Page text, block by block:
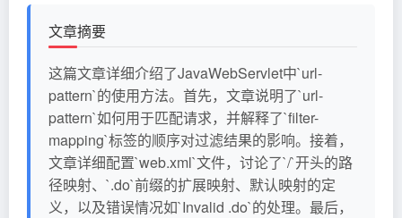
文章摘要
这篇文章详细介绍了JavaWebServlet中`url-
pattern`的使用方法。首先，文章说明了`url-
pattern`如何用于匹配请求，并解释了`filter-
mapping`标签的顺序对过滤结果的影响。接着，
文章详细配置`web.xml`文件，讨论了`/`开头的路
径映射、`.do`前缀的扩展映射、默认映射的定
义，以及错误情况如`Invalid .do`的处理。最后，